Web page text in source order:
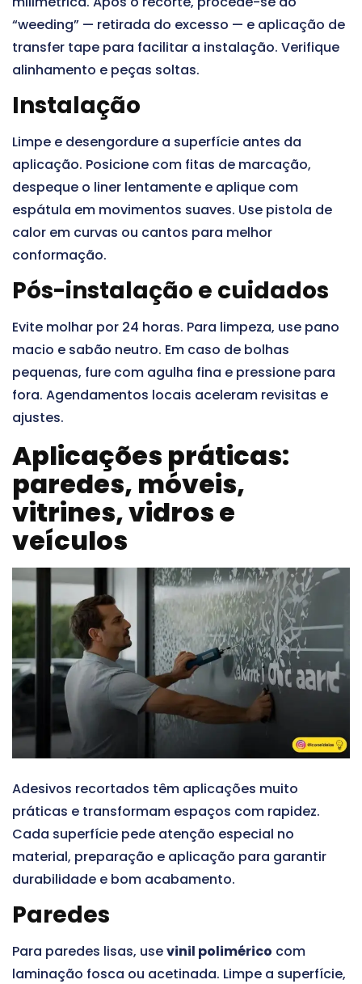
“weeding” — retirada do excesso — e aplicação de
transfer tape para facilitar a instalação. Verifique
alinhamento e peças soltas.
Instalação
Limpe e desengordure a superfície antes da
aplicação. Posicione com fitas de marcação,
despeque o liner lentamente e aplique com
espátula em movimentos suaves. Use pistola de
calor em curvas ou cantos para melhor
conformação.
Pós-instalação e cuidados
Evite molhar por 24 horas. Para limpeza, use pano
macio e sabão neutro. Em caso de bolhas
pequenas, fure com agulha fina e pressione para
fora. Agendamentos locais aceleram revisitas e
ajustes.
Aplicações práticas:
paredes, móveis,
vitrines, vidros e
veículos
Adesivos recortados têm aplicações muito
práticas e transformam espaços com rapidez.
Cada superfície pede atenção especial no
material, preparação e aplicação para garantir
durabilidade e bom acabamento.
Paredes
Para paredes lisas, usevinil polimérico com
laminação fosca ou acetinada. Limpe a superfície,